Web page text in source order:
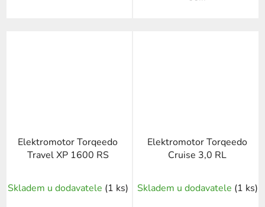
Elektromotor Torqeedo
Travel XP 1600 RS
Skladem u dodavatele (1 ks)
Elektromotor Torqeedo
Cruise 3,0 RL
Skladem u dodavatele (1 ks)